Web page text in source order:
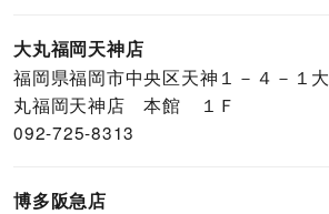
大丸福岡天神店
福岡県福岡市中央区天神１－４－１大
丸福岡天神店 本館 １Ｆ
092-725-8313
博多阪急店